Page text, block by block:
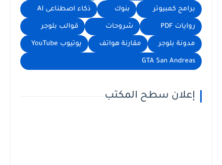
برامج كمبيوتر بنوك ذكاء اصطناعى AI
روايات PDF شروحات قوالب بلوجر
مدونة بلوجر مقارنة هواتف يوتيوب YouTube
GTA San Andreas
إعلان سطح المكتب